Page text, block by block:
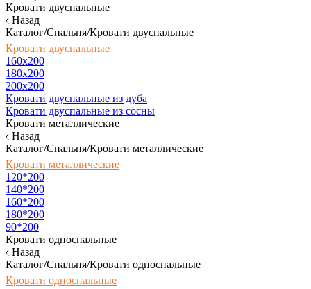
Кровати двуспальные
Назад
Каталог/Спальня/Кровати двуспальные
Кровати двуспальные
160х200
180x200
200x200
Кровати двуспальные из дуба
Кровати двуспальные из сосны
Кровати металлические
Назад
Каталог/Спальня/Кровати металлические
Кровати металлические
120*200
140*200
160*200
180*200
90*200
Кровати односпальные
Назад
Каталог/Спальня/Кровати односпальные
Кровати односпальные